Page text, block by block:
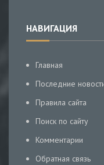
НАВИГАЦИЯ
Главная
Последние
Правила сайта
Поиск по сайту
Комментарии
Обратная связь